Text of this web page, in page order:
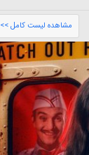
مشاهده لیست کامل >>